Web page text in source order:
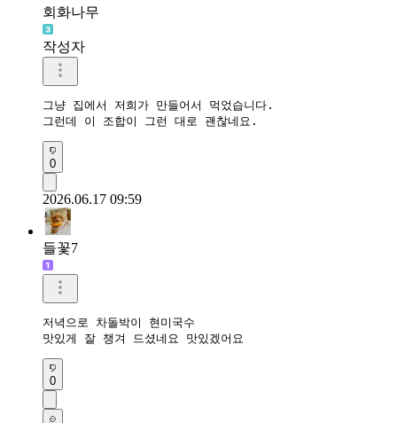
회화나무
작성자
그냥 집에서 저희가 만들어서 먹었습니다.
그런데 이 조합이 그런 대로 괜찮네요.
0
2026.06.17 09:59
들꽃7
저녁으로 차돌박이 현미국수
맛있게 잘 챙겨 드셨네요 맛있겠어요
0